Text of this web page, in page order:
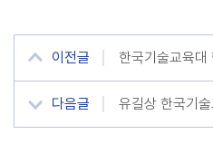
이전글
다음글